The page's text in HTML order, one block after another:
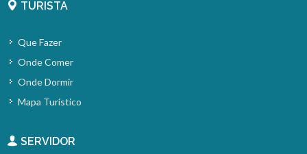
TURISTA
Que Fazer
Onde Comer
Onde Dormir
Mapa Turístico
SERVIDOR